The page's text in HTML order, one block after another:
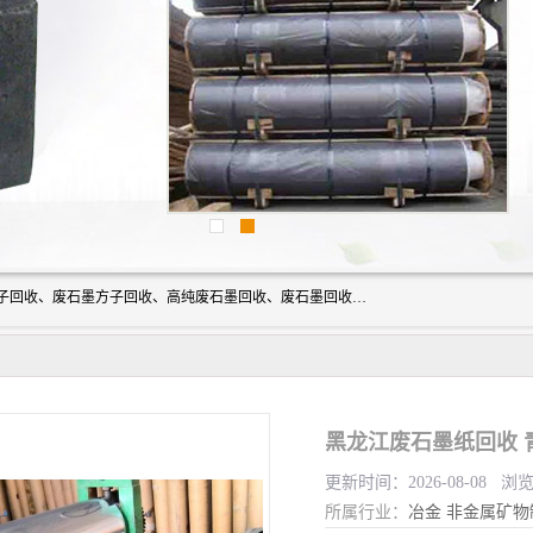
河北石墨回收厂家昊联碳素有限公司主要经营业务：石墨粉子回收、废石墨方子回收、高纯废石墨回收、废石墨回收、石墨电极回收、废石墨板回收、石墨增碳剂、单晶硅石墨、单晶硅石墨回收、废多晶硅石墨、废多晶硅石墨回收、废高纯石墨回收、废石墨、废石墨棒、废石墨棒回收、废石墨换热器回收、高纯石墨回收、石墨粉回收、石墨换热器回收、石墨纸回收、回收石墨板、回收石墨电极、石墨板回收、石墨回收。
黑龙江废石墨纸回收
更新时间：2026-08-08 浏
所属行业： 冶金 非金属矿物